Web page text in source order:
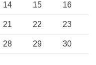
14 15 16
21 22 23
28 29 30